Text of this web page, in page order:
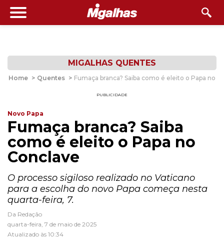
MIGALHAS QUENTES
Home > Quentes > Fumaça branca? Saiba como é eleito o Papa no
PUBLICIDADE
Novo Papa
Fumaça branca? Saiba
como é eleito o Papa no
Conclave
O processo sigiloso realizado no Vaticano
para a escolha do novo Papa começa nesta
quarta-feira, 7.
Da Redação
quarta-feira, 7 de maio de 2025
Atualizado às 10:34